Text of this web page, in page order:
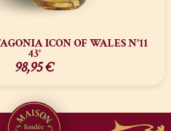
ICON OF WALES N°11
43°
98,95€